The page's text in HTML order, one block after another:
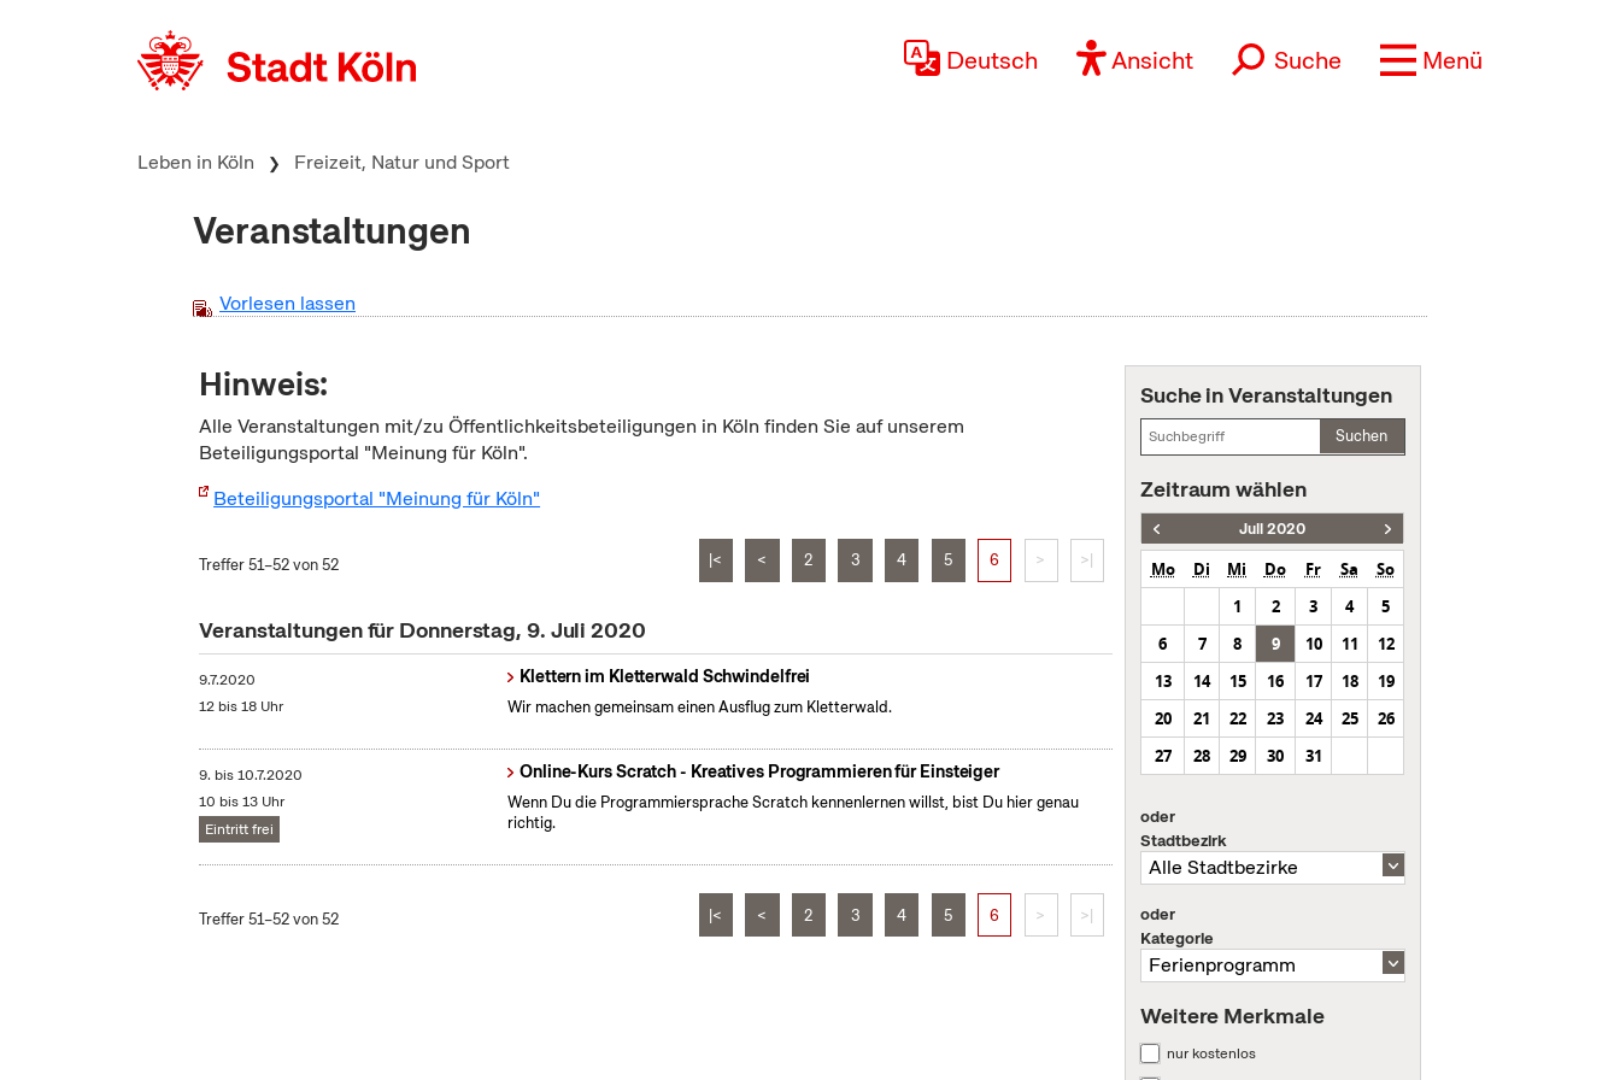
Deutsch Ansicht Suche Menü
Leben in Köln Freizeit, Natur und Sport
Veranstaltungen
Vorlesen lassen
Hinweis:
Alle Veranstaltungen mit/zu Öffentlichkeitsbeteiligungen in Köln finden Sie auf unserem
Beteiligungsportal "Meinung für Köln".
Beteiligungsportal "Meinung für Köln"
Treffer 51–52 von 52 |< < 2 3 4 5 6 > >|
Veranstaltungen für Donnerstag, 9. Juli 2020
9.7.2020
12 bis 18 Uhr
Klettern im Kletterwald Schwindelfrei
Wir machen gemeinsam einen Ausflug zum Kletterwald.
9. bis10.7.2020
10 bis 13 Uhr
Eintritt frei
Online-Kurs Scratch - Kreatives Programmieren für Einsteiger
Wenn Du die Programmiersprache Scratch kennenlernen willst, bist Du hier genau
richtig.
Treffer 51–52 von 52 |< < 2 3 4 5 6 > >|
Suche in Veranstaltungen
Suchen
Zeitraum wählen
Juli 2020
Mo Di Mi Do Fr Sa
So
1
2 3 4
5
6
7 8 9 10 11
12
13
14 15 16 17 18
19
20
21 22 23 24 25
26
27
28 29 30 31
oder
Stadtbezirk
oder
Kategorie
Weitere Merkmale
nur kostenlos